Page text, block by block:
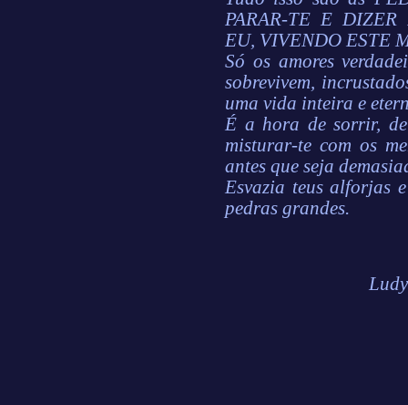
PARAR-TE E DIZER
EU, VIVENDO ESTE
Só os amores
sobrevivem,
uma vida inteira e
É a hora de sorrir,
misturar-te com os
antes que seja
Esvazia teus alforjas
pedras grandes.